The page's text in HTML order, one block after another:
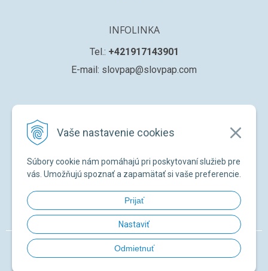
Vaše nastavenie cookies
Súbory cookie nám pomáhajú pri poskytovaní služieb pre
vás. Umožňujú spoznať a zapamätať si vaše preferencie.
Prijať
Nastaviť
Odmietnuť
INFOLINKA
Tel.: +421917143901
E-mail: slovpap@slovpap.com
Obchodné podmienky
Ochana osobných údajov
Registrácia nového zákazníka
Žiadosť o registráciu na ďalší predaj
Zabudnuté heslo
© 2026 SLOVPAP SK • NextShop&e-shop Pohoda Connector NextCom